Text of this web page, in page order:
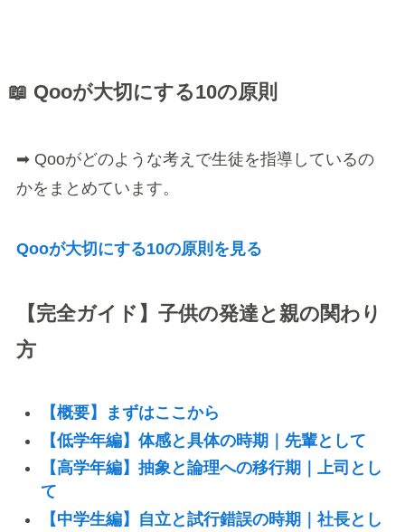
📖 Qooが大切にする10の原則
➡ Qooがどのような考えで生徒を指導しているの
かをまとめています。
Qooが大切にする10の原則を見る
【完全ガイド】子供の発達と親の関わり
方
【概要】まずはここから
【低学年編】体感と具体の時期｜先輩として
【高学年編】抽象と論理への移行期｜上司とし
て
【中学生編】自立と試行錯誤の時期｜社長とし